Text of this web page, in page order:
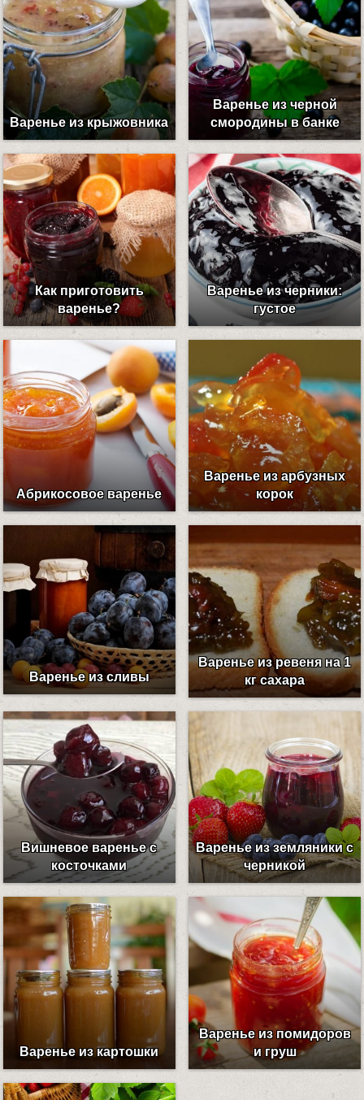
Варенье из крыжовника
Варенье из черной
смородины в банке
Как приготовить
варенье?
Варенье из черники:
густое
Абрикосовое варенье
Варенье из арбузных
корок
Варенье из сливы
Варенье из ревеня на 1
кг сахара
Вишневое варенье с
косточками
Варенье из земляники с
черникой
Варенье из картошки
Варенье из помидоров
и груш